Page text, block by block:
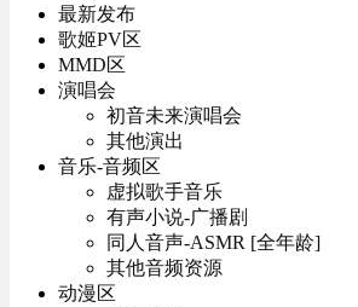
最新发布
歌姬PV区
MMD区
演唱会
初音未来演唱会
其他演出
音乐-音频区
虚拟歌手音乐
有声小说-广播剧
同人音声-ASMR [全年龄]
其他音频资源
动漫区